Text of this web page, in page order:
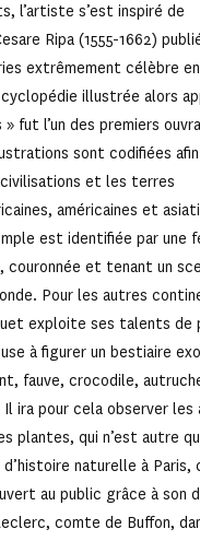
l’artiste s’est inspiré de
Ripa (1555-1662)
extrêmement célèbre
illustrée alors
» fut l’un des premiers
sont codifiées
et les terres
américaines et
est identifiée par une
couronnée et tenant un
Pour les autres
exploite ses talents de
à figurer un bestiaire
fauve, crocodile,
ira pour cela observer les
plantes, qui n’est autre
d’histoire naturelle à Paris,
au public grâce à son
comte de Buffon,